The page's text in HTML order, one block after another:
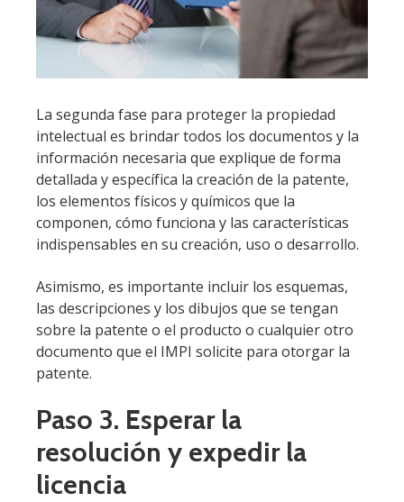
La segunda fase para proteger la propiedad
intelectual es brindar todos los documentos y la
información necesaria que explique de forma
detallada y específica la creación de la patente,
los elementos físicos y químicos que la
componen, cómo funciona y las características
indispensables en su creación, uso o desarrollo.
Asimismo, es importante incluir los esquemas,
las descripciones y los dibujos que se tengan
sobre la patente o el producto o cualquier otro
documento que el IMPI solicite para otorgar la
patente.
Paso 3. Esperar la
resolución y expedir la
licencia